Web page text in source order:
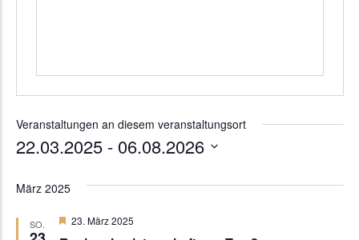
Veranstaltungen an diesem veranstaltungsort
22.03.2025 - 06.08.2026
März 2025
SO. Hervorgehoben
23. März 2025